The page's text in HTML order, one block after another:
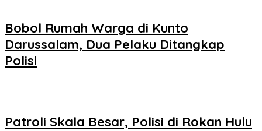
Bobol Rumah Warga di Kunto
Darussalam, Dua Pelaku Ditangkap
Polisi
Patroli Skala Besar, Polisi di Rokan Hulu